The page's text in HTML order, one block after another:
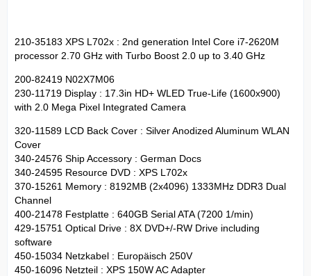
210-35183 XPS L702x : 2nd generation Intel Core i7-2620M
processor 2.70 GHz with Turbo Boost 2.0 up to 3.40 GHz
200-82419 N02X7M06
230-11719 Display : 17.3in HD+ WLED True-Life (1600x900)
with 2.0 Mega Pixel Integrated Camera
320-11589 LCD Back Cover : Silver Anodized Aluminum WLAN
Cover
340-24576 Ship Accessory : German Docs
340-24595 Resource DVD : XPS L702x
370-15261 Memory : 8192MB (2x4096) 1333MHz DDR3 Dual
Channel
400-21478 Festplatte : 640GB Serial ATA (7200 1/min)
429-15751 Optical Drive : 8X DVD+/-RW Drive including
software
450-15034 Netzkabel : Europäisch 250V
450-16096 Netzteil : XPS 150W AC Adapter